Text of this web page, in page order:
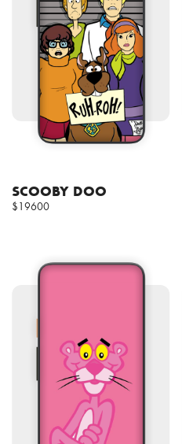
SCOOBY DOO
$19600